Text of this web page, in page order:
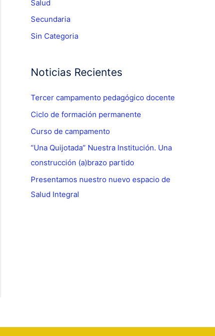
Salud
Secundaria
Sin Categoria
Noticias Recientes
Tercer campamento pedagógico docente
Ciclo de formación permanente
Curso de campamento
“Una Quijotada” Nuestra Institución. Una
construcción (a)brazo partido
Presentamos nuestro nuevo espacio de
Salud Integral